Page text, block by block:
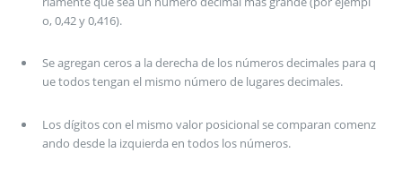
o, 0,42 y 0,416).
Se agregan ceros a la derecha de los números decimales para q
ue todos tengan el mismo número de lugares decimales.
Los dígitos con el mismo valor posicional se comparan comenz
ando desde la izquierda en todos los números.